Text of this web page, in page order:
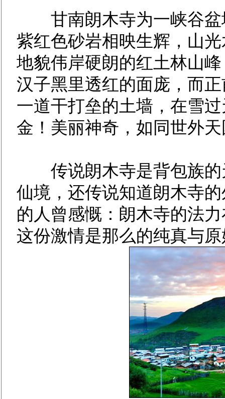
甘南朗木寺为一峡谷盆
紫红色砂岩相映生辉，山
地貌伟岸硬朗的红土林山
汉子黑里透红的面庞，而
一道干打垒的土墙，在雪
金！美丽神奇，如同世外
传说朗木寺是背包族的
仙境，还传说知道朗木寺
的人曾感慨：朗木寺的法
这份激情是那么的纯真与